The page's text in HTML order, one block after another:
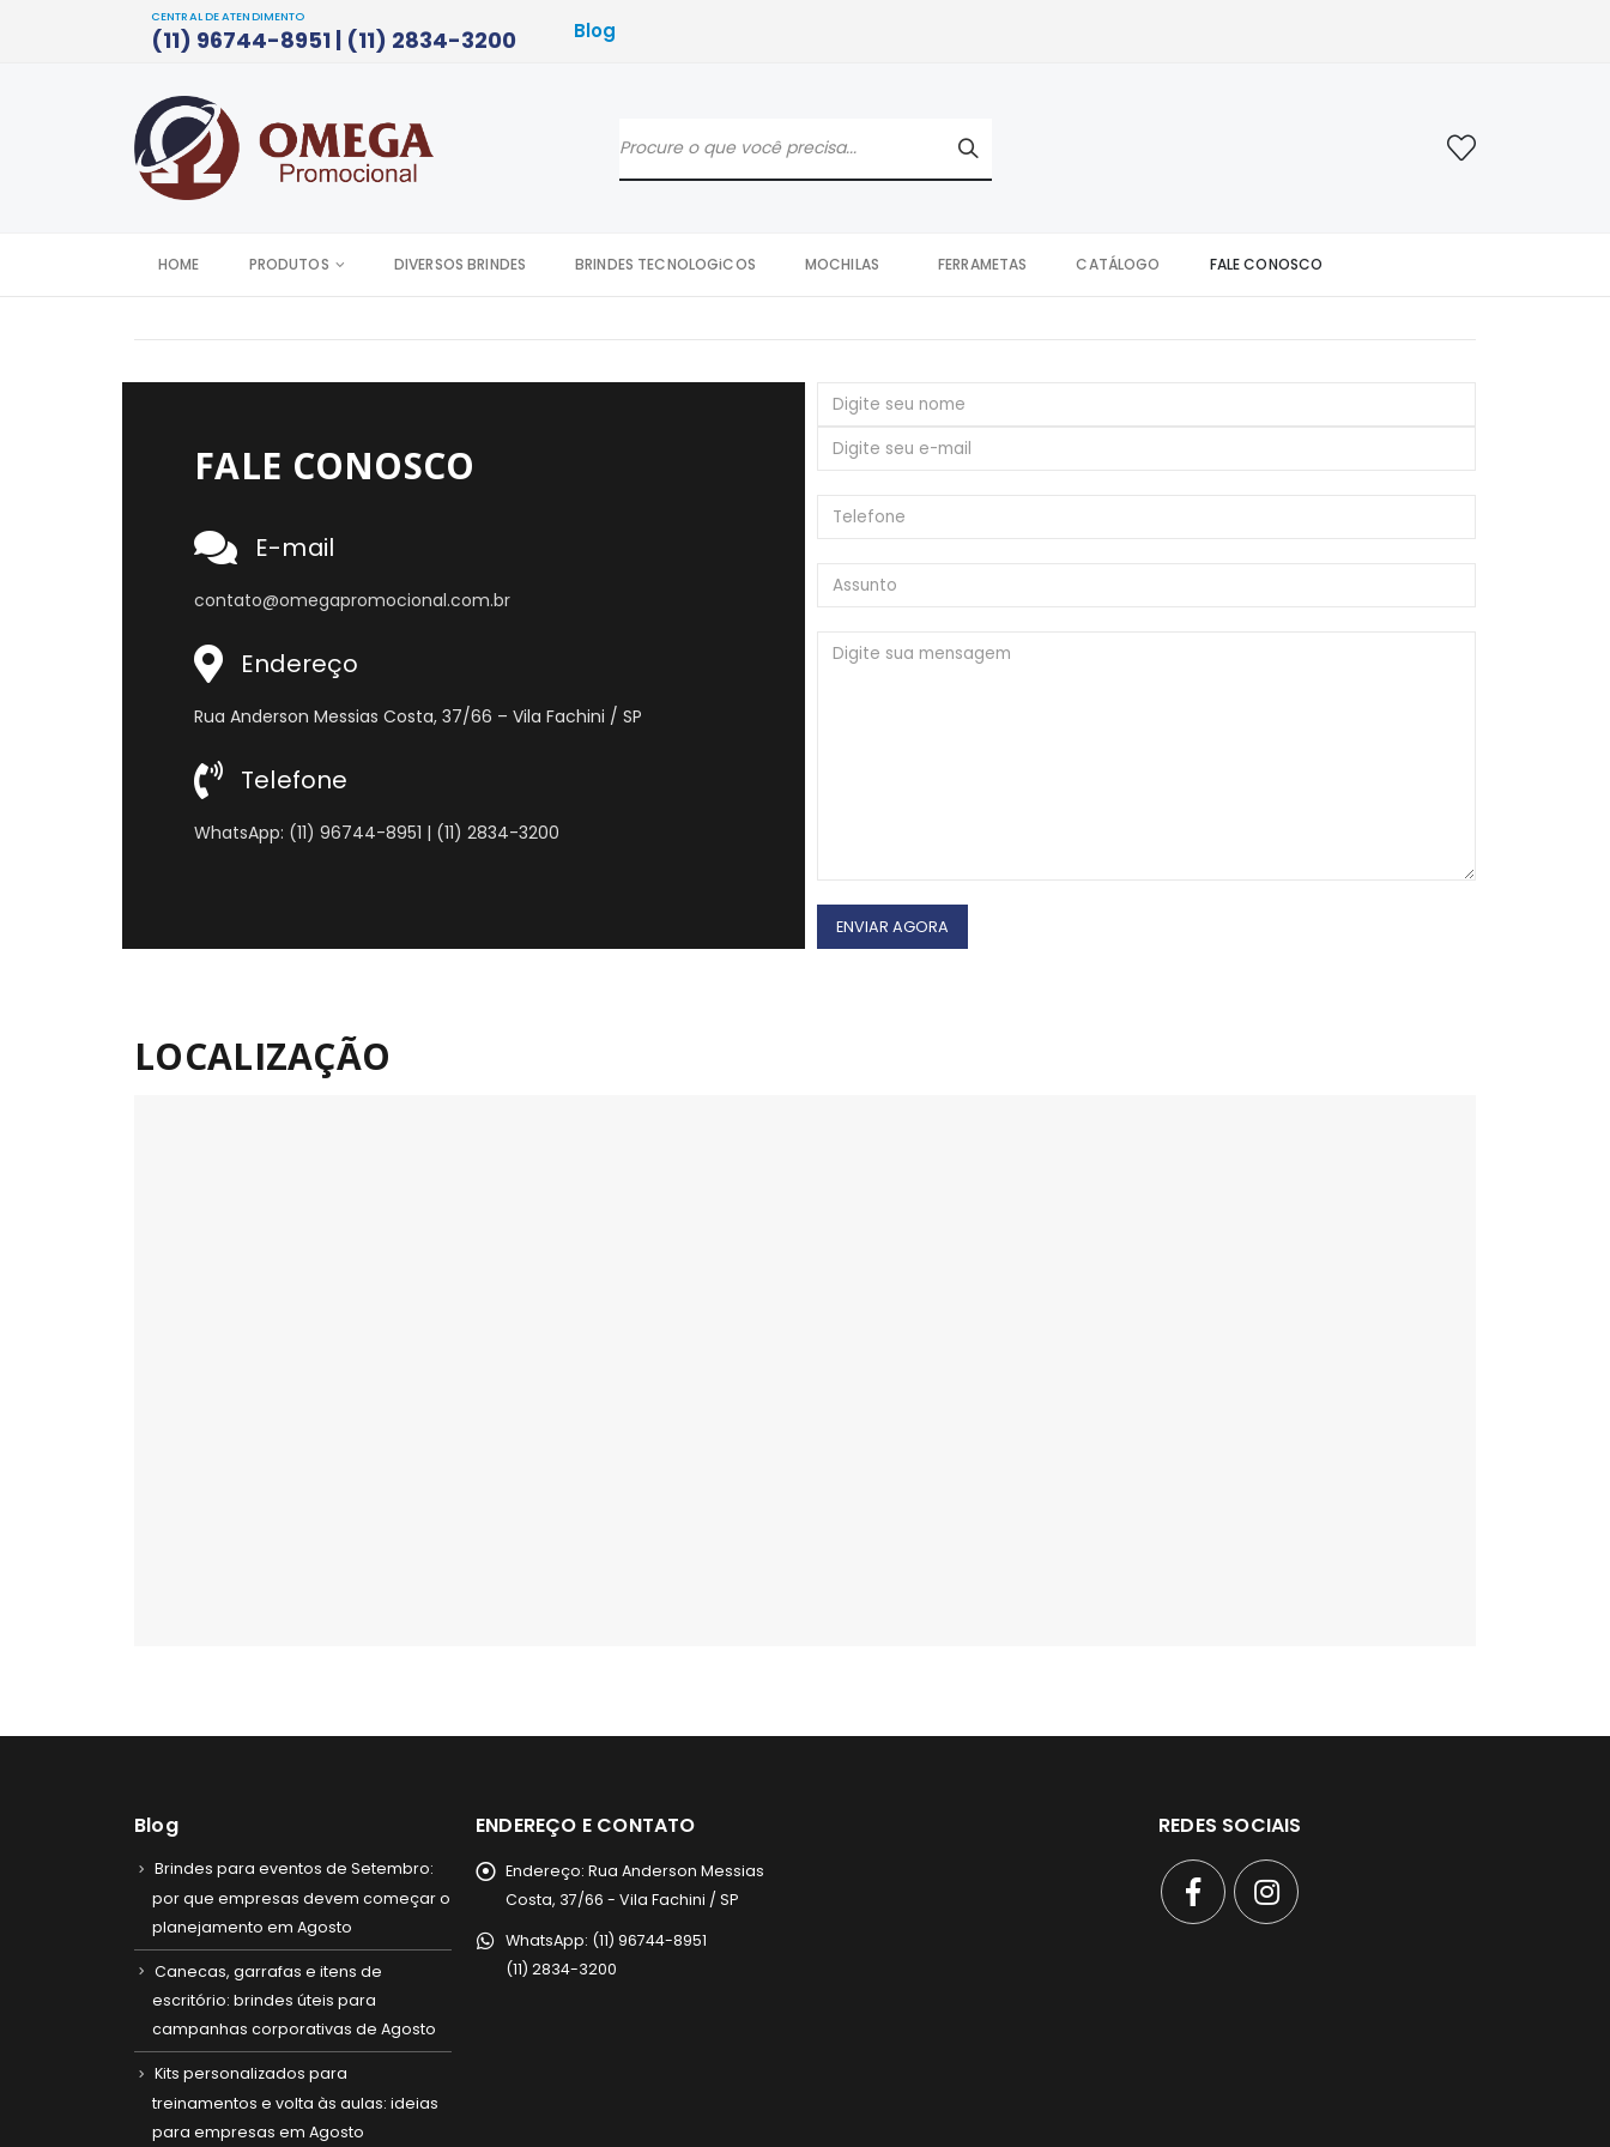
CENTRAL DE ATENDIMENTO
(11) 96744-8951 | (11) 2834-3200 Blog
HOME PRODUTOS DIVERSOS BRINDES BRINDES TECNOLOGiCOS MOCHILAS FERRAMETAS CATÁLOGO FALE CONOSCO
FALE CONOSCO
E-mail
contato@omegapromocional.com.br
Endereço
Rua Anderson Messias Costa, 37/66 – Vila Fachini / SP
Telefone
WhatsApp: (11) 96744-8951 | (11) 2834-3200
LOCALIZAÇÃO
Blog
Brindes para eventos de Setembro:
por que empresas devem começar o
planejamento em Agosto
Canecas, garrafas e itens de
escritório: brindes úteis para
campanhas corporativas de Agosto
Kits personalizados para
treinamentos e volta às aulas: ideias
para empresas em Agosto
ENDEREÇO E CONTATO
Endereço: Rua Anderson Messias
Costa, 37/66 - Vila Fachini / SP
WhatsApp: (11) 96744-8951
(11) 2834-3200
REDES SOCIAIS